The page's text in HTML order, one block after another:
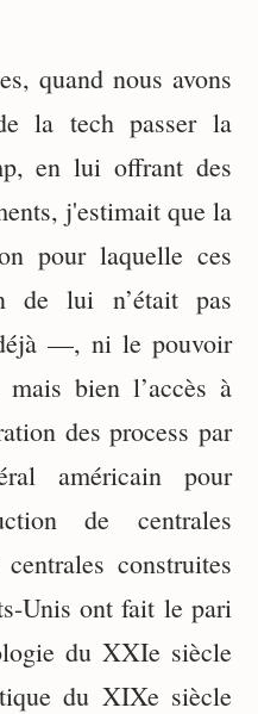
quand nous avons
la tech passer la
en lui offrant des
j'estimait que la
pour laquelle ces
de lui n’était pas
—, ni le pouvoir
bien l’accès à
des process par
américain pour
de centrales
construites
Unis ont fait le pari
du XXIe siècle
du XIXe siècle